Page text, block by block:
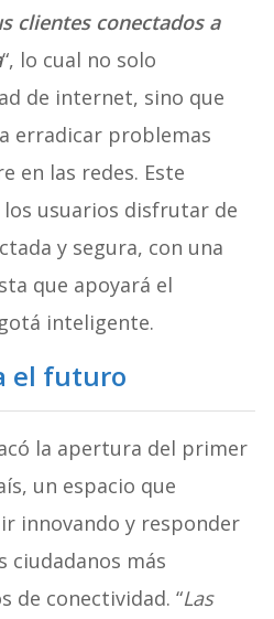
clientes conectados a
“, lo cual no solo
de internet, sino que
erradicar problemas
en las redes. Este
usuarios disfrutar de
y segura, con una
que apoyará el
inteligente.
el futuro
la apertura del primer
un espacio que
innovando y responder
ciudadanos más
de conectividad. “Las